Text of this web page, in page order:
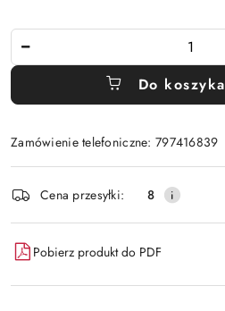
Do koszyka
Zamówienie telefoniczne: 797416839
Wyślij
i
dostawa
Cena przesyłki: 8
Pobierz produkt do PDF